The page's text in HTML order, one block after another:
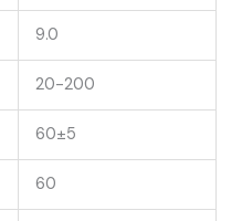
9.0
20-200
60±5
60